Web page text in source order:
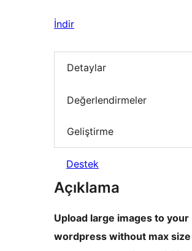
İndir
Detaylar
Değerlendirmeler
Geliştirme
Destek
Açıklama
Upload large images to your
wordpress without max size